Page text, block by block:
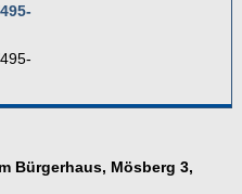
Bürgerhaus, Mösberg 3,